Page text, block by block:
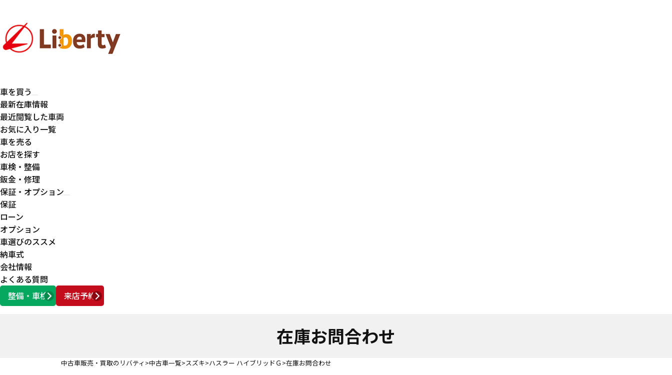
車を買う
最新在庫情報
最近閲覧した車両
お気に入り一覧
車を売る
お店を探す
車検・整備
鈑金・修理
保証・オプション
保証
ローン
オプション
車選びのススメ
納車式
会社情報
よくある質問
整備・車検
来店予約
営業時間 AM10:00 ～ PM6:00
在庫お問合わせ
中古車販売・買取のリバティ 中古車一覧 スズキ ハスラー ハイブリッドＧ 在庫お問合わせ